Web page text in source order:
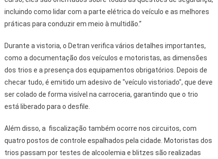
incluindo como lidar com a parte elétrica do veículo e as melhores
práticas para conduzir em meio à multidão.”
Durante a vistoria, o Detran verifica vários detalhes importantes,
como a documentação dos veículos e motoristas, as dimensões
dos trios e a presença dos equipamentos obrigatórios. Depois de
checar tudo, é emitido um adesivo de "veículo vistoriado", que deve
ser colado de forma visível na carroceria, garantindo que o trio
está liberado para o desfile.
Além disso, a fiscalização também ocorre nos circuitos, com
quatro postos de controle espalhados pela cidade. Motoristas dos
trios passam por testes de alcoolemia e blitzes são realizadas